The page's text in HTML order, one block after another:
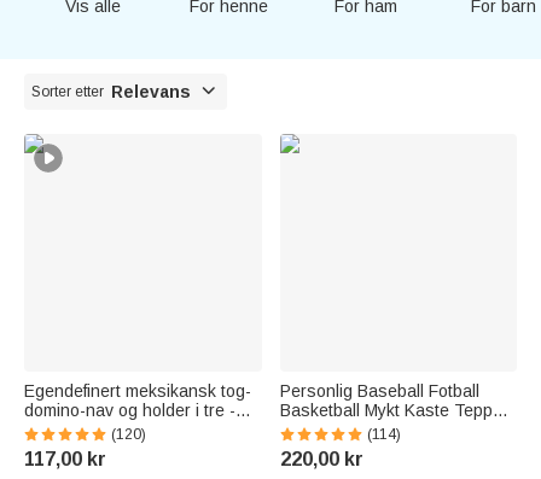
Vis alle For henne For ham For barn
Sorter etter Relevans 
Egendefinert meksikansk tog-
domino-nav og holder i tre -
gravert sett med 11 eller 15
holdere i basswood, gave til
familien
(120)
117,00 kr
Personlig Baseball Fotball
Basketball Mykt Kaste Teppe
med navn og nummer
Hjemmeinnredning
Bursdagsgave til
(114)
220,00 kr